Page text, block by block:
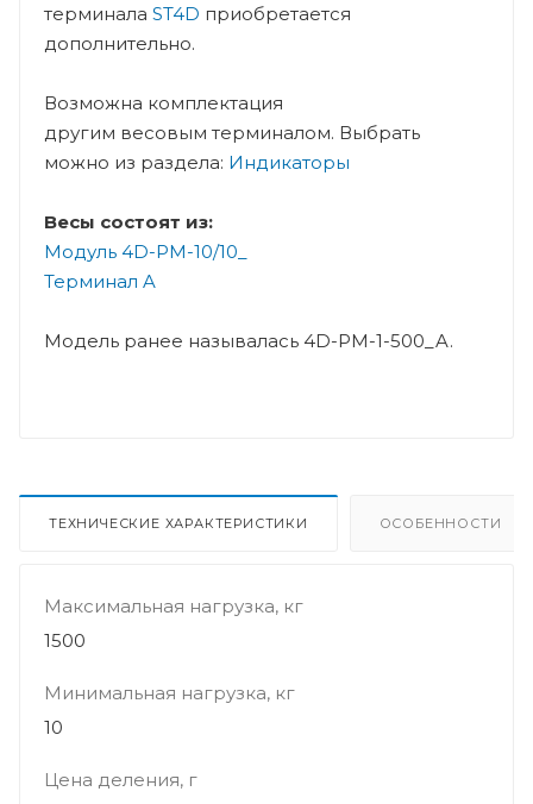
терминала ST4D приобретается
дополнительно.
Возможна комплектация
другим весовым терминалом. Выбрать
можно из раздела: Индикаторы
Весы состоят из:
Модуль 4D-PM-10/10_
Терминал A
Модель ранее называлась 4D-PM-1-500_A.
ТЕХНИЧЕСКИЕ ХАРАКТЕРИСТИКИ ОСОБЕННОСТИ
Максимальная нагрузка, кг
1500
Минимальная нагрузка, кг
10
Цена деления, г